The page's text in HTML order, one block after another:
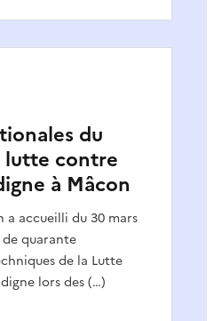
du
lutte contre
à Mâcon
a accueilli du 30 mars
de quarante
de la Lutte
lors des (…)